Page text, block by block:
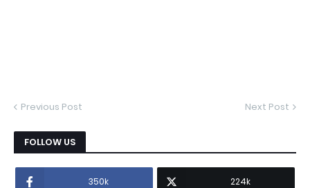
Previous Post Next Post
FOLLOW US
350k 224k